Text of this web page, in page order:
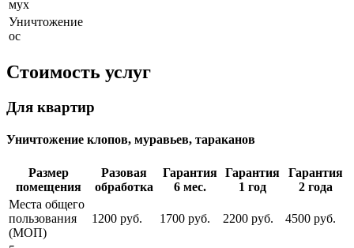
мух
Уничтожение
ос
Стоимость услуг
Для квартир
Уничтожение клопов, муравьев, тараканов
Размер
помещения
Разовая
обработка
Гарантия
6 мес.
Гарантия
1 год
Гарантия
2 года
Места общего
пользования
(МОП)
1200 руб. 1700 руб. 2200 руб. 4500 руб.